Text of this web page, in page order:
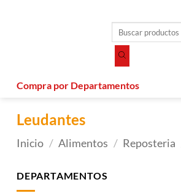
productos
Compra por Departamentos
Leudantes
Inicio / Alimentos / Reposteria
DEPARTAMENTOS